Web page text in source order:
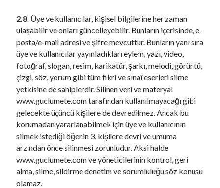
2.8. Üye ve kullanıcılar, kişisel bilgilerine her zaman
ulaşabilir ve onları güncelleyebilir. Bunların içerisinde, e-
posta/e-mail adresi ve şifre mevcuttur. Bunların yanı sıra
üye ve kullanıcılar yayınladıkları eylem, yazı, video,
fotoğraf, slogan, resim, karikatür, şarkı, melodi, görüntü,
çizgi, söz, yorum gibi tüm fikri ve sınaî eserleri silme
yetkisine de sahiplerdir. Silinen veri ve materyal
www.guclumete.com tarafından kullanılmayacağı gibi
gelecekte üçüncü kişilere de devredilmez. Ancak bu
korumadan yararlanabilmek için üye ve kullanıcının
silmek istediği öğenin 3. kişilere devri ve umuma
arzından önce silinmesi zorunludur. Aksi halde
www.guclumete.com ve yöneticilerinin kontrol, geri
alma, silme, sildirme denetim ve sorumluluğu söz konusu
olamaz.